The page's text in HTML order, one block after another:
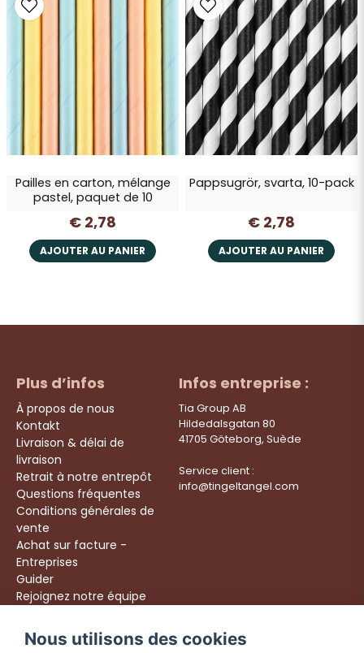
Pailles en carton, mélange
pastel, paquet de 10
€ 2,78
AJOUTER AU PANIER
Pappsugrör, svarta, 10-pack
€ 2,78
AJOUTER AU PANIER
Plus d’infos
À propos de nous
Kontakt
Livraison & délai de
livraison
Retrait à notre entrepôt
Questions fréquentes
Conditions générales de
vente
Achat sur facture -
Entreprises
Guider
Rejoignez notre équipe
Infos entreprise :
Tia Group AB
Hildedalsgatan 80
41705 Göteborg, Suède
Service client :
info@tingeltangel.com
Följ oss:
Livraison rapide
Nous utilisons des cookies